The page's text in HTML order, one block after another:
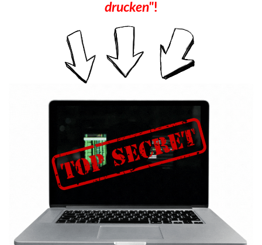
drucken"!